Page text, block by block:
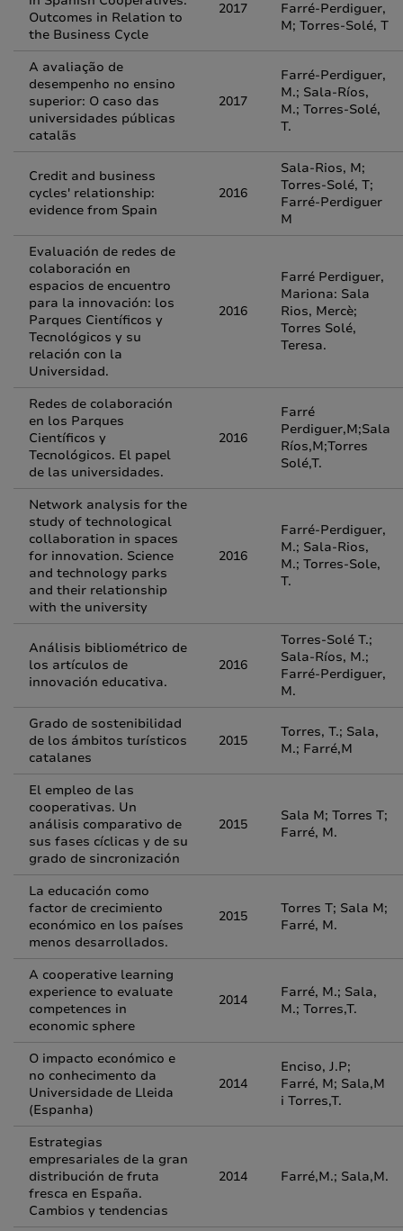
Outcomes in Relation to
the Business Cycle
2017
Farré-Perdiguer,
M; Torres-Solé, T
A avaliação de
desempenho no ensino
superior: O caso das
universidades públicas
catalãs
2017
Farré-Perdiguer,
M.; Sala-Ríos,
M.; Torres-Solé,
T.
Credit and business
cycles' relationship:
evidence from Spain
2016
Sala-Rios, M;
Torres-Solé, T;
Farré-Perdiguer
M
Evaluación de redes de
colaboración en
espacios de encuentro
para la innovación: los
Parques Científicos y
Tecnológicos y su
relación con la
Universidad.
2016
Farré Perdiguer,
Mariona: Sala
Rios, Mercè;
Torres Solé,
Teresa.
Redes de colaboración
en los Parques
Científicos y
Tecnológicos. El papel
de las universidades.
2016
Farré
Perdiguer,M;Sala
Ríos,M;Torres
Solé,T.
Network analysis for the
study of technological
collaboration in spaces
for innovation. Science
and technology parks
and their relationship
with the university
2016
Farré-Perdiguer,
M.; Sala-Rios,
M.; Torres-Sole,
T.
Análisis bibliométrico de
los artículos de
innovación educativa.
2016
Torres-Solé T.;
Sala-Ríos, M.;
Farré-Perdiguer,
M.
Grado de sostenibilidad
de los ámbitos turísticos
catalanes
2015
Torres, T.; Sala,
M.; Farré,M
El empleo de las
cooperativas. Un
análisis comparativo de
sus fases cíclicas y de su
grado de sincronización
2015
Sala M; Torres T;
Farré, M.
La educación como
factor de crecimiento
económico en los países
menos desarrollados.
2015
Torres T; Sala M;
Farré, M.
A cooperative learning
experience to evaluate
competences in
economic sphere
2014
Farré, M.; Sala,
M.; Torres,T.
O impacto económico e
no conhecimento da
Universidade de Lleida
(Espanha)
2014
Enciso, J.P;
Farré, M; Sala,M
i Torres,T.
Estrategias
empresariales de la gran
distribución de fruta
fresca en España.
Cambios y tendencias
2014 Farré,M.; Sala,M.